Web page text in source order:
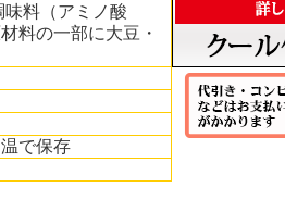
料（アミノ酸
料の一部に大豆・
で保存